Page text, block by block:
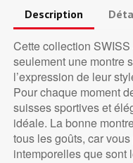
Description
Cette collection
seulement une montre
l’expression de leur
Pour chaque moment
suisses sportives et
idéale. La bonne
tous les goûts, car
intemporelles que sont